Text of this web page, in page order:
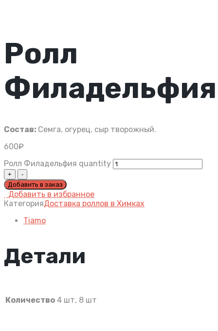
Ролл
Филадельфия
Состав: Семга, огурец, сыр творожный.
600₽
Ролл Филадельфия quantity
Добавить в заказ
Добавить в избранное
КатегорияДоставка роллов в Химках
Tiamo
Детали
Количество 4 шт, 8 шт